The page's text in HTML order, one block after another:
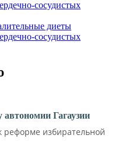
диеты
сосудистых
Гагаузии
избирательной